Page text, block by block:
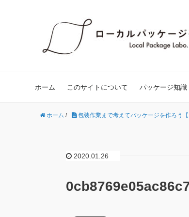
ホーム このサイトについて パッケージ知識
ホーム / 包装作業まで考えてパッケージを作ろう
2020.01.26